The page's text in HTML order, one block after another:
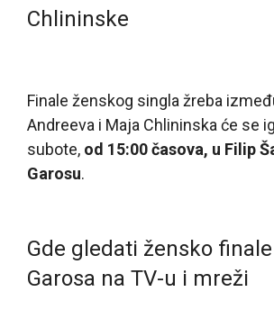
Chlininske
Finale ženskog singla žreba
Andreeva i Maja Chlininska će se
subote, od 15:00 časova, u Filip
Garosu.
Gde gledati žensko
Garosa na TV-u i mreži